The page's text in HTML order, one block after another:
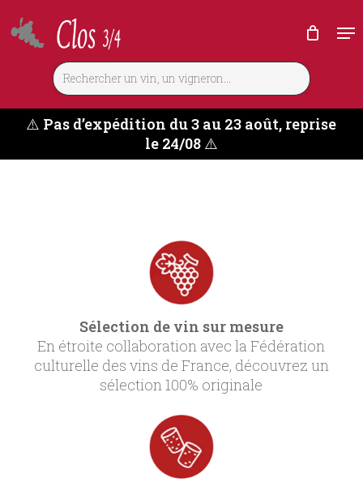
to
main
⚠️ Pas d’expédition du 3 au 23 août, reprise
le 24/08⚠️
Sélection de vin sur mesure
En étroite collaboration avec la Fédération
culturelle des vins de France, découvrez un
sélection 100% originale